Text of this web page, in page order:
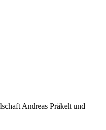
Andreas Präkelt und